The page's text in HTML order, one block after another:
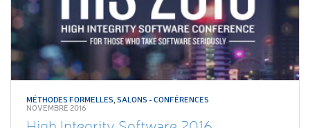
MÉTHODES FORMELLES,SALONS - CONFÉRENCES
NOVEMBRE 2016